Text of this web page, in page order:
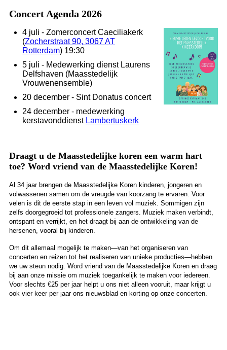
Concert Agenda 2026
4 juli - Zomerconcert Caeciliakerk
(Zocherstraat 90, 3067 AT
Rotterdam) 19:30
5 juli - Medewerking dienst Laurens
Delfshaven (Maasstedelijk
Vrouwenensemble)
20 december - Sint Donatus concert
24 december - medewerking
kerstavonddienst Lambertuskerk
Draagt u de Maasstedelijke koren een warm hart
toe? Word vriend van de Maasstedelijke Koren!
Al 34 jaar brengen de Maasstedelijke Koren kinderen, jongeren en
volwassenen samen om de vreugde van koorzang te ervaren. Voor
velen is dit de eerste stap in een leven vol muziek. Sommigen zijn
zelfs doorgegroeid tot professionele zangers. Muziek maken verbindt,
ontspant en verrijkt, en het draagt bij aan de ontwikkeling van de
hersenen, vooral bij kinderen.
Om dit allemaal mogelijk te maken—van het organiseren van
concerten en reizen tot het realiseren van unieke producties—hebben
we uw steun nodig. Word vriend van de Maasstedelijke Koren en draag
bij aan onze missie om muziek toegankelijk te maken voor iedereen.
Voor slechts €25 per jaar helpt u ons niet alleen vooruit, maar krijgt u
ook vier keer per jaar ons nieuwsblad en korting op onze concerten.